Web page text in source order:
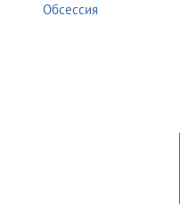
Обсессия